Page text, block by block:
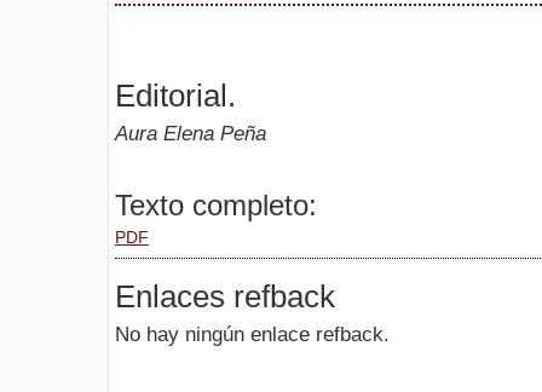
Editorial.
Aura Elena Peña
Texto completo:
PDF
Enlaces refback
No hay ningún enlace refback.